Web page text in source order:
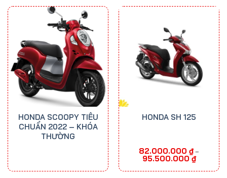
đến
48.500.000 ₫
HONDA SCOOPY TIÊU
CHUẨN 2022 – KHÓA
THƯỜNG
HONDA SH 125
82.000.000 ₫ –
95.500.000₫Khoảng
giá: